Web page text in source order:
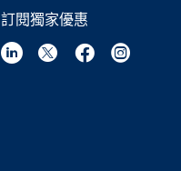
訂閱獨家優惠